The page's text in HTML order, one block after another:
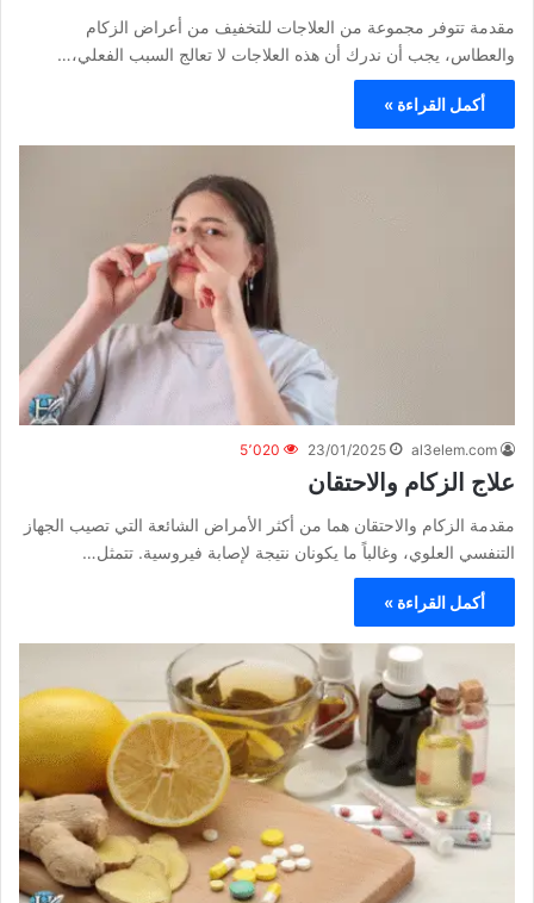
مقدمة تتوفر مجموعة من العلاجات للتخفيف من أعراض الزكام
والعطاس، يجب أن ندرك أن هذه العلاجات لا تعالج السبب الفعلي،…
أكمل القراءة »
al3elem.com
23/01/2025 5٬020
علاج الزكام والاحتقان
مقدمة الزكام والاحتقان هما من أكثر الأمراض الشائعة التي تصيب الجهاز
التنفسي العلوي، وغالباً ما يكونان نتيجة لإصابة فيروسية. تتمثل…
أكمل القراءة »